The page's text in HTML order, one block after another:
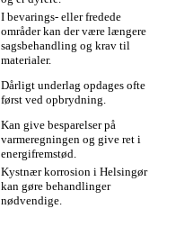
I bevarings- eller fredede
områder kan der være længere
sagsbehandling og krav til
materialer.
Dårligt underlag opdages ofte
først ved opbrydning.
Kan give besparelser på
varmeregningen og give ret i
energifremstød.
Kystnær korrosion i Helsingør
kan gøre behandlinger
nødvendige.